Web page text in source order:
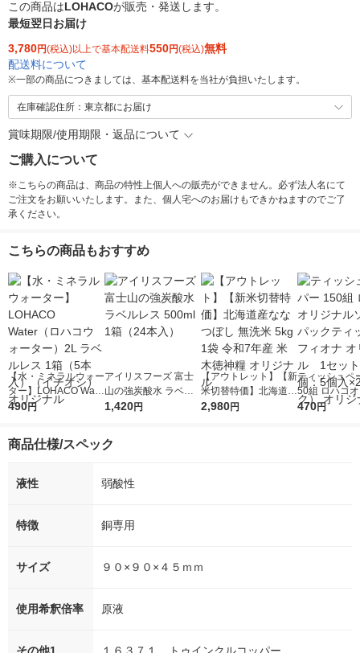
この商品はLOHACOが販売・発送します。
最短翌日お届け
3,780円(税込)以上で基本配送料550円(税込)無料
配送料について
※一部の商品につきましては、基本配送料を当社が負担いたします。
在庫確認住所：東京都にお届け
賞味期限/使用期限・返品について
ご購入について
※こちらの商品は、商品の特性上個人への販売ができません。必ず法人名にて
ご注文をお願いいたします。また、個人宅へのお届けもできかねますのでご了
承ください。
こちらの商品もおすすめ
【水・ミネラルウォー
ター】LOHACO Wate
r（ロハコウォータ
シ） オリジナル
490円
アイリスフーズ 富士
山の強炭酸水 ラベル
レス 500ml 1箱（24
1,420円
【アウトレット】【新
米切替特価】北海道産
ななつぼし 無洗米 5k
2,980円
ティッシュペ
50組 ロハコ
ルソフトパッ
470円
商品仕様/スペック
液性 弱酸性
特徴 銅専用
サイズ ９０×９０×４５ｍｍ
使用希釈倍率 原液